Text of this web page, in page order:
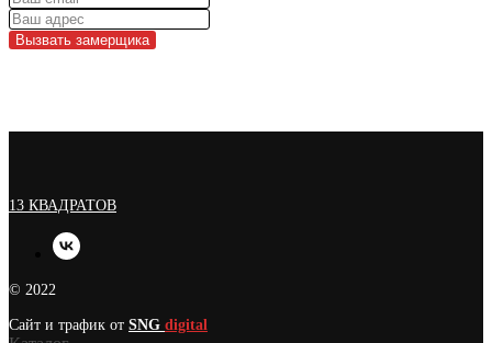
Вызвать замерщика
13 КВАДРАТОВ
© 2022
Сайт и трафик от SNG digital